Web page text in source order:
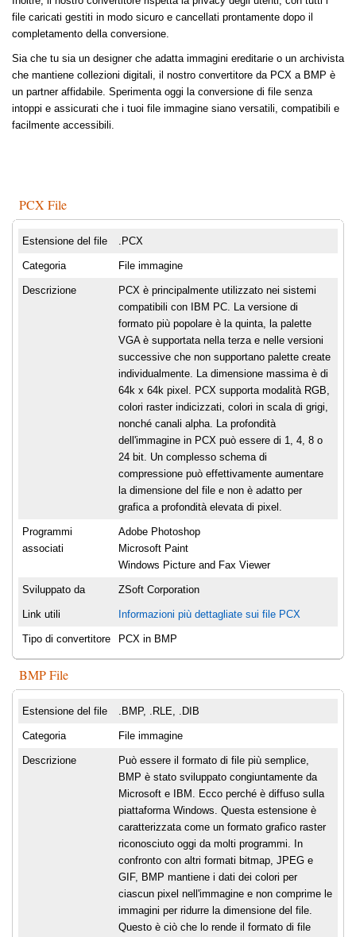
file caricati gestiti in modo sicuro e cancellati prontamente dopo il
completamento della conversione.
Sia che tu sia un designer che adatta immagini ereditarie o un archivista
che mantiene collezioni digitali, il nostro convertitore da PCX a BMP è
un partner affidabile. Sperimenta oggi la conversione di file senza
intoppi e assicurati che i tuoi file immagine siano versatili, compatibili e
facilmente accessibili.
PCX File
Estensione del file .PCX
Categoria File immagine
Descrizione
PCX è principalmente utilizzato nei sistemi
compatibili con IBM PC. La versione di
formato più popolare è la quinta, la palette
VGA è supportata nella terza e nelle versioni
successive che non supportano palette create
individualmente. La dimensione massima è di
64k x 64k pixel. PCX supporta modalità RGB,
colori raster indicizzati, colori in scala di grigi,
nonché canali alpha. La profondità
dell'immagine in PCX può essere di 1, 4, 8 o
24 bit. Un complesso schema di
compressione può effettivamente aumentare
la dimensione del file e non è adatto per
grafica a profondità elevata di pixel.
Programmi
associati
Adobe Photoshop
Microsoft Paint
Windows Picture and Fax Viewer
Sviluppato da ZSoft Corporation
Link utili Informazioni più dettagliate sui file PCX
Tipo di convertitore PCX in BMP
BMP File
Estensione del file .BMP, .RLE, .DIB
Categoria File immagine
Descrizione
Può essere il formato di file più semplice,
BMP è stato sviluppato congiuntamente da
Microsoft e IBM. Ecco perché è diffuso sulla
piattaforma Windows. Questa estensione è
caratterizzata come un formato grafico raster
riconosciuto oggi da molti programmi. In
confronto con altri formati bitmap, JPEG e
GIF, BMP mantiene i dati dei colori per
ciascun pixel nell'immagine e non comprime le
immagini per ridurre la dimensione del file.
Questo è ciò che lo rende il formato di file